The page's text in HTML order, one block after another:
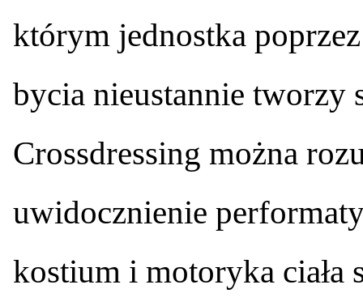
którym jednostka
bycia nieustannie tworzy
Crossdressing można
uwidocznienie
kostium i motoryka ciała